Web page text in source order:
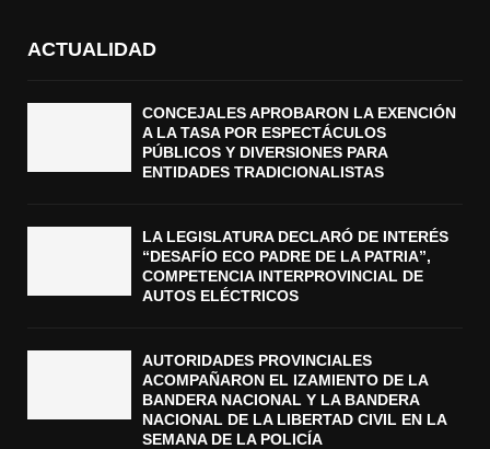
ACTUALIDAD
CONCEJALES APROBARON LA EXENCIÓN
A LA TASA POR ESPECTÁCULOS
PÚBLICOS Y DIVERSIONES PARA
ENTIDADES TRADICIONALISTAS
LA LEGISLATURA DECLARÓ DE INTERÉS
“DESAFÍO ECO PADRE DE LA PATRIA”,
COMPETENCIA INTERPROVINCIAL DE
AUTOS ELÉCTRICOS
AUTORIDADES PROVINCIALES
ACOMPAÑARON EL IZAMIENTO DE LA
BANDERA NACIONAL Y LA BANDERA
NACIONAL DE LA LIBERTAD CIVIL EN LA
SEMANA DE LA POLICÍA